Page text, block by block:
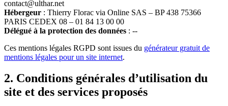
contact@ulthar.net
Hébergeur : Thierry Florac via Online SAS – BP 438 75366
PARIS CEDEX 08 – 01 84 13 00 00
Délégué à la protection des données : --
Ces mentions légales RGPD sont issues du générateur gratuit de
mentions légales pour un site internet.
2. Conditions générales d’utilisation du
site et des services proposés